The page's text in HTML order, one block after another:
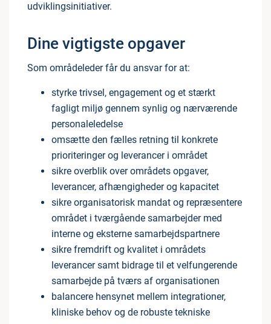
udviklingsinitiativer.
Dine vigtigste opgaver
Som områdeleder får du ansvar for at:
styrke trivsel, engagement og et stærkt
fagligt miljø gennem synlig og nærværende
personaleledelse
omsætte den fælles retning til konkrete
prioriteringer og leverancer i området
sikre overblik over områdets opgaver,
leverancer, afhængigheder og kapacitet
sikre organisatorisk mandat og repræsentere
området i tværgående samarbejder med
interne og eksterne samarbejdspartnere
sikre fremdrift og kvalitet i områdets
leverancer samt bidrage til et velfungerende
samarbejde på tværs af organisationen
balancere hensynet mellem integrationer,
kliniske behov og de robuste tekniske